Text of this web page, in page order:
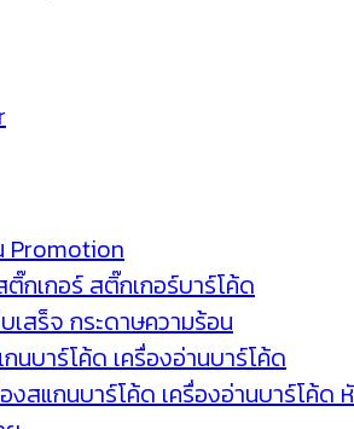
Promotion
กเกอร์ สติ๊กเกอร์บาร์โค้ด
เสร็จ กระดาษความร้อน
นบาร์โค้ด เครื่องอ่านบาร์โค้ด
งสแกนบาร์โค้ด เครื่องอ่านบาร์โค้ด